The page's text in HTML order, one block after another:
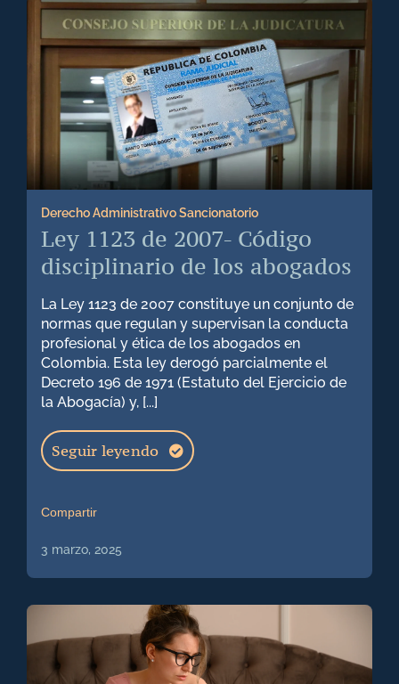
Derecho Administrativo Sancionatorio
Ley 1123 de 2007- Código
disciplinario de los abogados
La Ley 1123 de 2007 constituye un conjunto de
normas que regulan y supervisan la conducta
profesional y ética de los abogados en
Colombia. Esta ley derogó parcialmente el
Decreto 196 de 1971 (Estatuto del Ejercicio de
la Abogacía) y, [...]
Seguir leyendo
Compartir
3 marzo, 2025